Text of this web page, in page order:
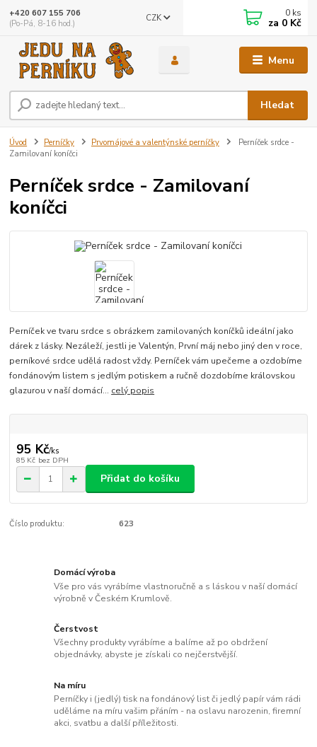
Menu
CZK
Hledat
+420 607 155 706
(Po-Pá, 8-16 hod.)
0 ks
za 0 Kč
Úvod Perníčky Prvomájové a valentýnské perníčky
Perníček srdce -
Zamilovaní koníčci
Perníček srdce - Zamilovaní
koníčci
Perníček ve tvaru srdce s obrázkem zamilovaných koníčků ideální jako
dárek z lásky. Nezáleží, jestli je Valentýn, První máj nebo jiný den v roce,
perníkové srdce udělá radost vždy. Perníček vám upečeme a ozdobíme
fondánovým listem s jedlým potiskem a ručně dozdobíme královskou
glazurou v naší domácí... celý popis
95 Kč/ks
85 Kč bez DPH
Přidat do košíku
Číslo produktu: 623
Domácí výroba
Vše pro vás vyrábíme vlastnoručně a s láskou v naší domácí
výrobně v Českém Krumlově.
Čerstvost
Všechny produkty vyrábíme a balíme až po obdržení
objednávky, abyste je získali co nejčerstvější.
Na míru
Perníčky i (jedlý) tisk na fondánový list či jedlý papír vám rádi
uděláme na míru vašim přáním - na oslavu narozenin, firemní
akci, svatbu a další příležitosti.